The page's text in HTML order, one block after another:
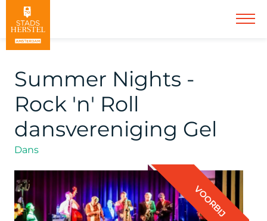
Summer Nights -
Rock 'n' Roll
dansvereniging Gel
Dans
VOORBIJ